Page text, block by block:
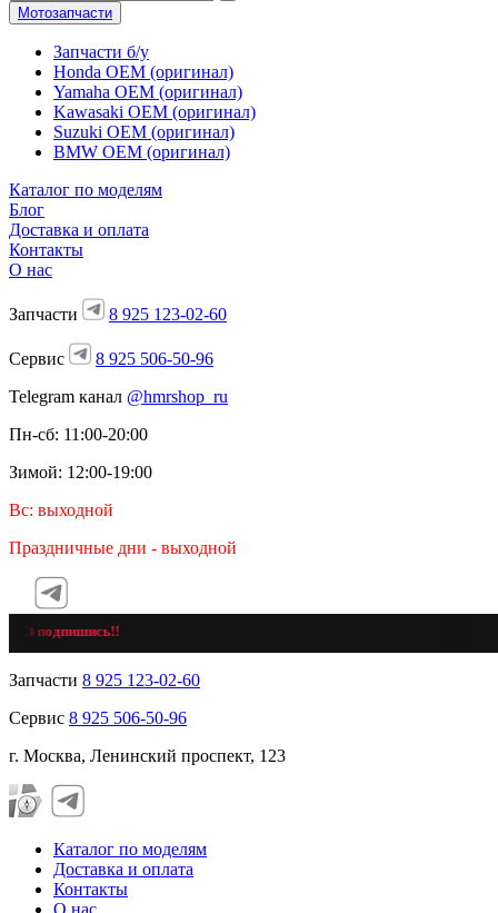
Мотозапчасти
Запчасти б/у
Honda OEM (оригинал)
Yamaha OEM (оригинал)
Kawasaki OEM (оригинал)
Suzuki OEM (оригинал)
BMW OEM (оригинал)
Каталог по моделям
Блог
Доставка и оплата
Контакты
О нас
Запчасти 8 925 123-02-60
Сервис
8 925 506-50-96
Telegram канал @hmrshop_ru
Пн-сб: 11:00-20:00
Зимой: 12:00-19:00
Вс: выходной
Праздничные дни - выходной
подпишись!!
Запчасти 8 925 123-02-60
Сервис 8 925 506-50-96
г. Москва, Ленинский проспект, 123
Каталог по моделям
Доставка и оплата
Контакты
О нас